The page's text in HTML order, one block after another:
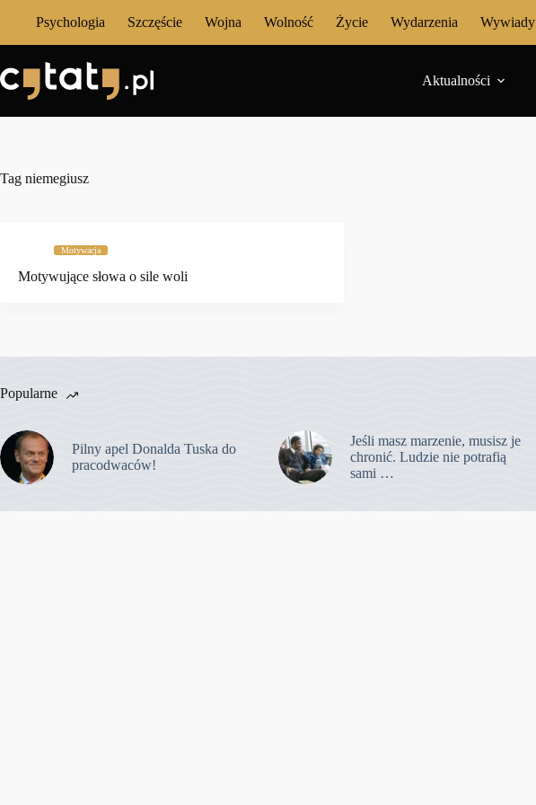
Psychologia Szczęście Wojna Wolność Życie Wydarzenia Wywiady
Aktualności
Tag niemegiusz
Motywacja
Motywujące słowa o sile woli
Popularne
Pilny apel Donalda Tuska do
pracodwaców!
Jeśli masz marzenie, musisz je
chronić. Ludzie nie potrafią
sami …